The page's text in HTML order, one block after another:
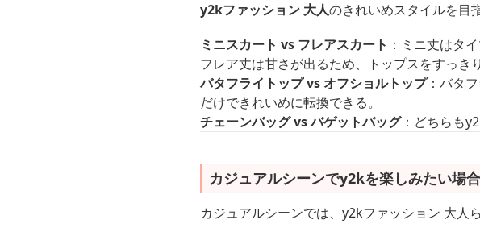
y2kファッション 大人のきれいめスタイルを目
ミニスカート vs フレアスカート ：ミニ丈はタ
フレア丈は甘さが出るため、トップスをすっき
バタフライトップ vs オフショルトップ：バタ
だけできれいめに転換できる。
チェーンバッグ vs バゲットバッグ：どちらも
カジュアルシーンでy2kを楽しみたい場
カジュアルシーンでは、y2kファッション 大人